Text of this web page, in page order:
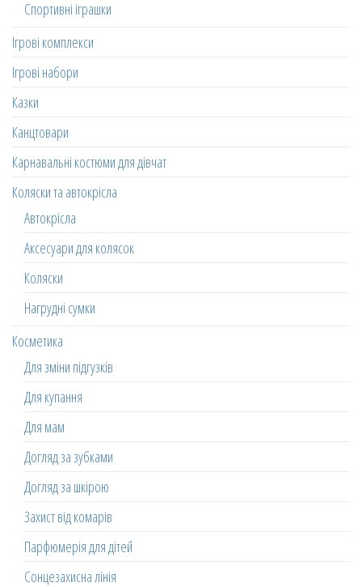
Спортивні іграшки
Ігрові комплекси
Ігрові набори
Казки
Канцтовари
Карнавальні костюми для дівчат
Коляски та автокрісла
Автокрісла
Аксесуари для колясок
Коляски
Нагрудні сумки
Косметика
Для зміни підгузків
Для купання
Для мам
Догляд за зубками
Догляд за шкірою
Захист від комарів
Парфюмерія для дітей
Сонцезахисна лінія